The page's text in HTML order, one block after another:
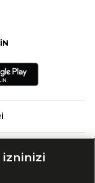
izninizi